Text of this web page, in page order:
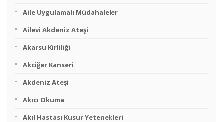
Aile Uygulamalı Müdahaleler
Ailevi Akdeniz Ateşi
Akarsu Kirliliği
Akciğer Kanseri
Akdeniz Ateşi
Akıcı Okuma
Akıl Hastası Kusur Yetenekleri